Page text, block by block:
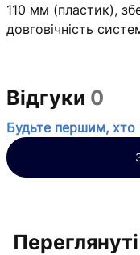
110 мм (пластик),
довговічність
Відгуки 0
Будьте першим, хто